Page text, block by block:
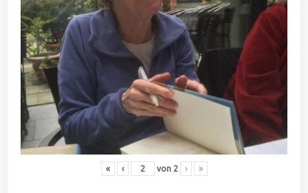
« ‹ von 2 › »